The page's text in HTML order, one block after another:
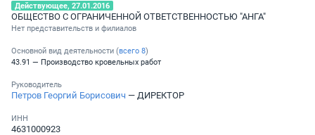
Действующее, 27.01.2016
ОБЩЕСТВО С ОГРАНИЧЕННОЙ ОТВЕТСТВЕННОСТЬЮ "АНГА"
Нет представительств и филиалов
Основной вид деятельности (всего 8)
43.91 — Производство кровельных работ
Руководитель
Петров Георгий Борисович — ДИРЕКТОР
ИНН
4631000923